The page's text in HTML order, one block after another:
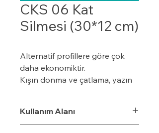
CKS 06 Kat
Silmesi (30*12 cm)
Alternatif profillere göre çok
daha ekonomiktir.
Kışın donma ve çatlama, yazın
uyumludur.
Çok hızlı ve pratik uygulanabilir.
Kullanım Alanı